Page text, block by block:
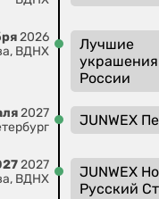
2026
ВДНХ
Лучшие
украшения
России
2027
JUNWEX
2027
ВДНХ
JUNWEX
Русский